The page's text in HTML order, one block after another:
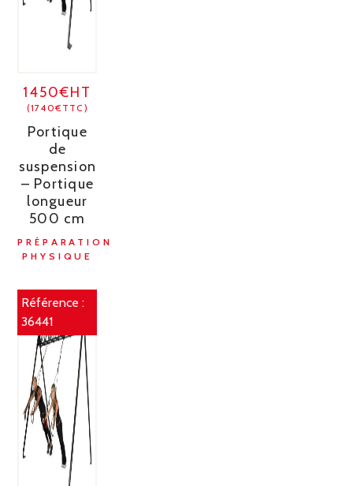
1450€HT
(1740€TTC)
Portique
de
suspension
– Portique
longueur
500 cm
PRÉPARATION
PHYSIQUE
Référence :
36441